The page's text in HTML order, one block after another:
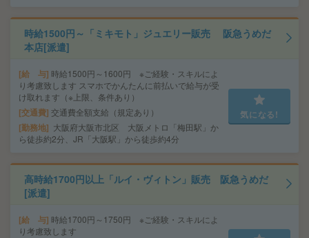
時給1500円～「ミキモト」ジュエリー販売 阪急うめだ
本店[派遣]
給 与 時給1500円～1600円 ※ご経験・スキルによ
り考慮致します スマホでかんたんに前払いで給与が受
け取れます（※上限、条件あり）
交通費 交通費全額支給（規定あり）
勤務地
大阪府大阪市北区 大阪メトロ「梅田駅」か
ら徒歩約2分、JR「大阪駅」から徒歩約4分
気になる!
高時給1700円以上「ルイ・ヴィトン」販売 阪急うめだ
[派遣]
給 与 時給1700円～1750円 ※ご経験・スキルによ
り考慮致します